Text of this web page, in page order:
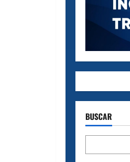
BUSCAR